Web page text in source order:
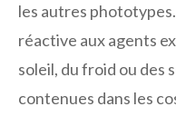
les autres
réactive aux agents
soleil, du froid ou des
contenues dans les